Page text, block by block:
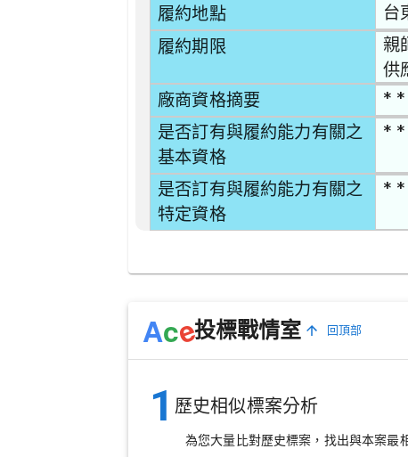
履約地點 台
履約期限
親
供
廠商資格摘要 *
是否訂有與履約能力有關之
基本資格
*
是否訂有與履約能力有關之
特定資格
*
Ace投標戰情室 回頂部
1 歷史相似標案分析
為您大量比對歷史標案，找出與本案最